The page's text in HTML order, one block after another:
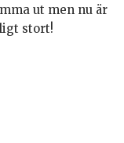
ut men nu är
stort!